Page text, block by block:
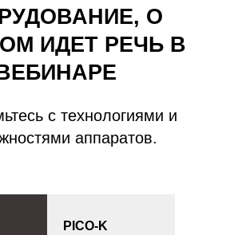
PICO-K
О
ИДЕТ РЕЧЬ В
с технологиями и
аппаратов.